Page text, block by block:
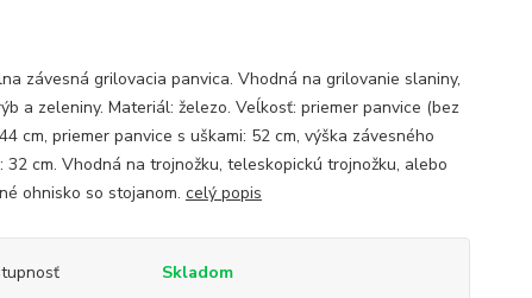
závesná grilovacia panvica. Vhodná na grilovanie slaniny,
a zeleniny. Materiál: železo. Veĺkosť: priemer panvice (bez
cm, priemer panvice s uškami: 52 cm, výška závesného
32 cm. Vhodná na trojnožku, teleskopickú trojnožku, alebo
ohnisko so stojanom. celý popis
Skladom